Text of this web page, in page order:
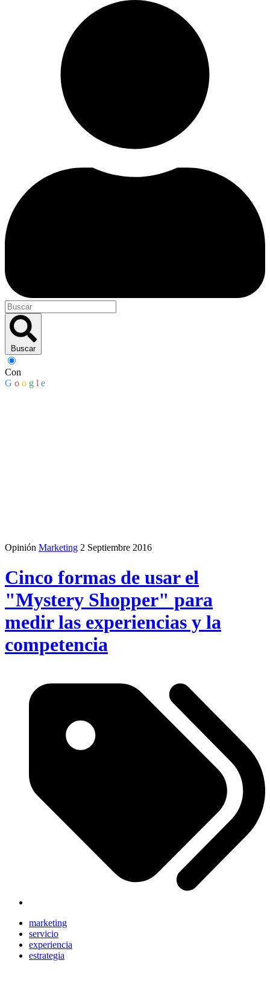
Buscar
Con
G o o g l e
Opinión Marketing 2 Septiembre 2016
Cinco formas de usar el
"Mystery Shopper" para
medir las experiencias y la
competencia
marketing
servicio
experiencia
estrategia